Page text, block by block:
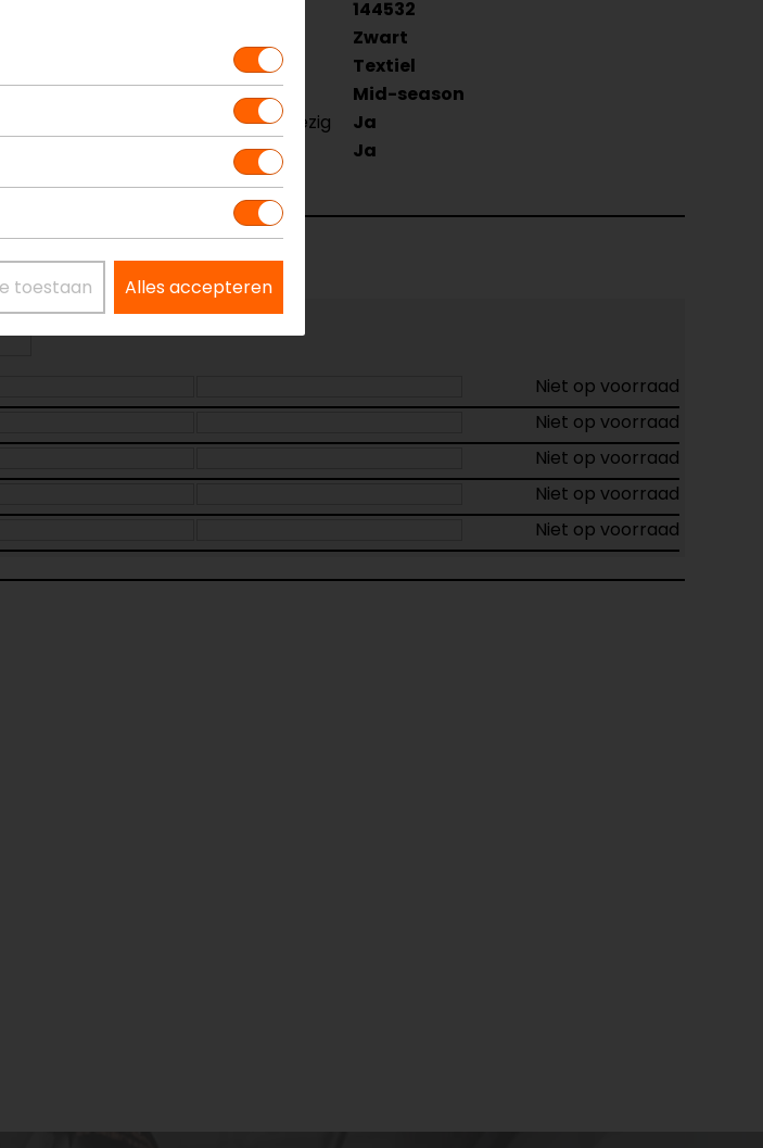
144532
Zwart
Materiaal
Textiel
Seizoen
Mid-season
Touch tip aanwezig
Ja
Vizier wisser
Ja
Niet op voorraad
Niet op voorraad
Niet op voorraad
Niet op voorraad
Niet op voorraad
toestaan Alles accepteren